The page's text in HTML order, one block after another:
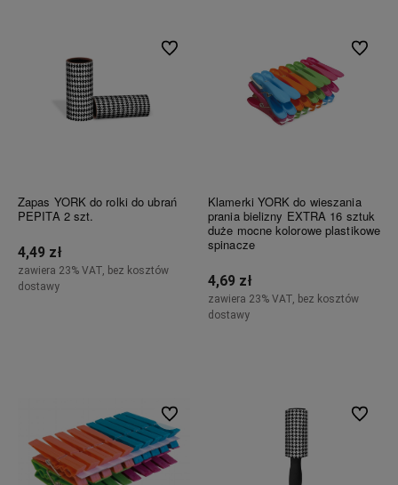
Zapas YORK do rolki do ubrań
PEPITA 2 szt.
4,49 zł
zawiera 23% VAT, bez kosztów
dostawy
Do ulubionych
Klamerki YORK do wieszania
prania bielizny EXTRA 16 sztuk
duże mocne kolorowe plastikowe
spinacze
4,69 zł
zawiera 23% VAT, bez kosztów
dostawy
Do
Do ulubionych Do